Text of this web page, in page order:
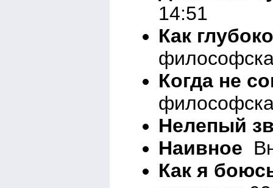
14:51
Как
Когда не
Нелепый
Наивное
Как я